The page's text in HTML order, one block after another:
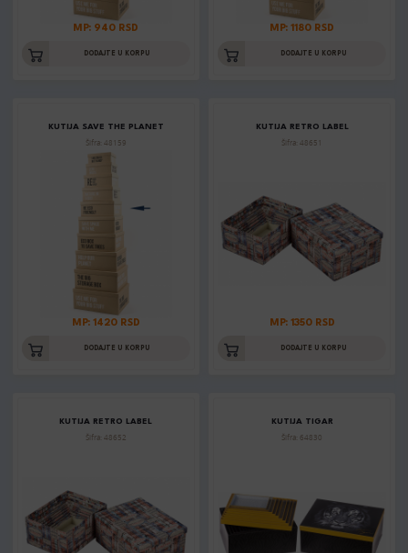
MP: 940 RSD
DODAJTE U KORPU
MP: 1180 RSD
DODAJTE U KORPU
KUTIJA SAVE THE PLANET
Šifra: 48159
MP: 1420 RSD
DODAJTE U KORPU
KUTIJA RETRO LABEL
Šifra: 48651
MP: 1350 RSD
DODAJTE U KORPU
KUTIJA RETRO LABEL
Šifra: 48652
KUTIJA TIGAR
Šifra: 64830